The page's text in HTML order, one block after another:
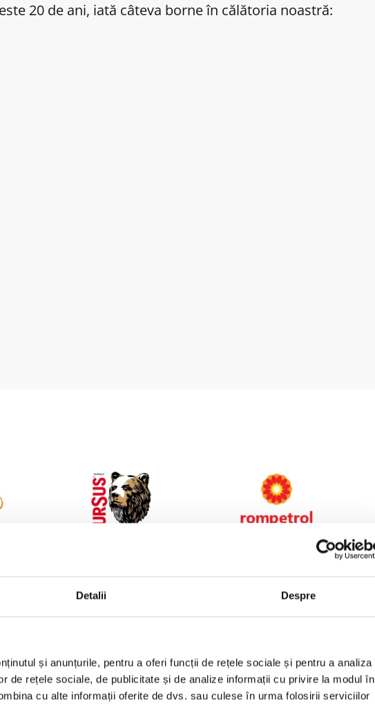
Detalii Despre
și anunțurile, pentru a oferi funcții de rețele sociale și pentru a analiza
de rețele sociale, de publicitate și de analize informații cu privire la modul în
cu alte informații oferite de dvs. sau culese în urma folosirii serviciilor
20 de ani, iată câteva borne în călătoria noastră: